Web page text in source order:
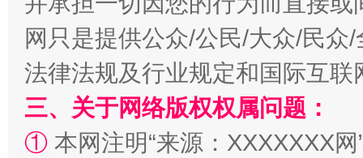
阿坝州三大球赛在茂县开幕 规模
网只是提供公众/公民/大众/民
法律法规及行业规定和国际互
三、关于网络版权权属问题：
① 本网注明“来源：XXXXXXX